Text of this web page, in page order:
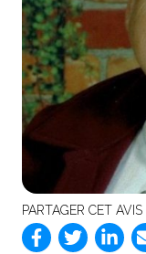
PARTAGER CET AVIS